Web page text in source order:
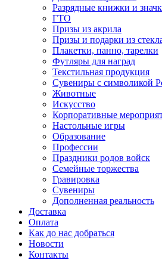
Разрядные книжки и
ГТО
Призы из акрила
Призы и подарки из
Плакетки, панно, тарелки
Футляры для наград
Текстильная продукция
Сувениры с символикой
Животные
Искусство
Корпоративные
Настольные игры
Образование
Профессии
Праздники родов войск
Семейные торжества
Гравировка
Сувениры
Дополненная реальность
Доставка
Оплата
Как до нас добраться
Новости
Контакты